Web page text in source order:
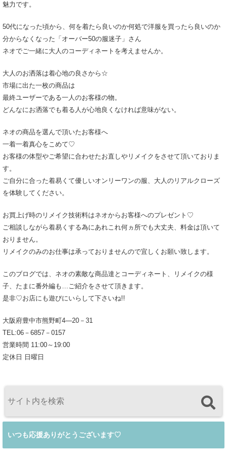
魅力です。
50代になった頃から、何を着たら良いのか何処で洋服を買ったら良いのか
分からなくなった「オーバー50の服迷子」さん
ネオでご一緒に大人のコーディネートを考えませんか。
大人のお洒落は着心地の良さから☆
市場に出た一枚の商品は
最終ユーザーである一人のお客様の物。
どんなにお洒落でも着る人が心地良くなければ意味がない。
ネオの商品を選んで頂いたお客様へ
一着一着真心をこめて♡
お客様の体型やご希望に合わせたお直しやリメイクをさせて頂いておりま
す。
ご自分に合った着易くて優しいオンリーワンの服、大人のリアルクローズ
を体験してください。
お買上げ時のリメイク技術料はネオからお客様へのプレゼント♡
ご相談しながら着易くする為にあれこれ何ヵ所でも大丈夫、料金は頂いて
おりません。
リメイクのみのお仕事は承っておりませんので宜しくお願い致します。
このブログでは、ネオの素敵な商品達とコーディネート、リメイクの様
子、たまに番外編も…ご紹介をさせて頂きます。
是非♡お店にも遊びにいらして下さいね!!
大阪府豊中市熊野町4―20－31
TEL:06－6857－0157
営業時間 11:00～19:00
定休日 日曜日
いつも応援ありがとうございます♡